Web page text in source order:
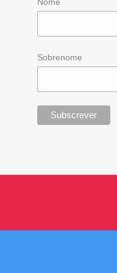
Nome
Sobrenome